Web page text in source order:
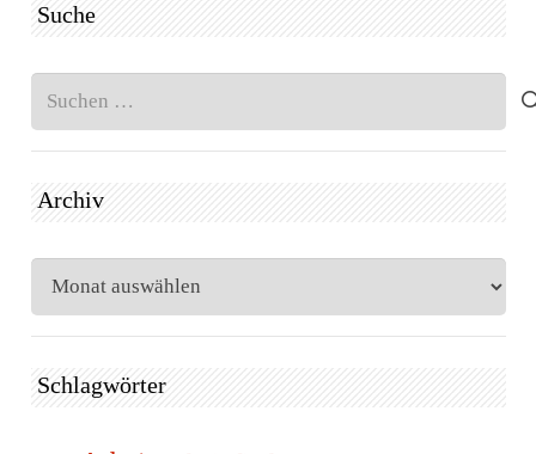
Suche
Suchen
nach:
Archiv
Archiv
Schlagwörter